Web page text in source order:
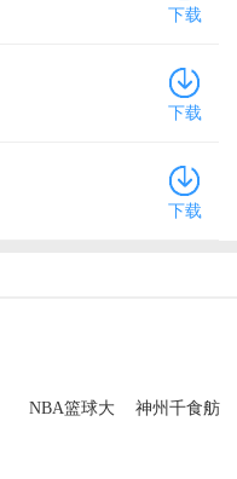
下载
下载
下载
NBA篮球大
神州千食舫